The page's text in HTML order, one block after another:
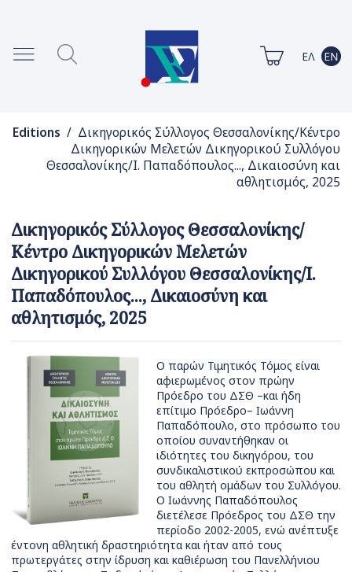
Editions / Δικηγορικός Σύλλογος Θεσσαλονίκης/Κέντρο
Δικηγορικών Μελετών Δικηγορικού Συλλόγου
Θεσσαλονίκης/Ι. Παπαδόπουλος..., Δικαιοσύνη και
αθλητισμός, 2025
Δικηγορικός Σύλλογος Θεσσαλονίκης/
Κέντρο Δικηγορικών Μελετών
Δικηγορικού Συλλόγου Θεσσαλονίκης/Ι.
Παπαδόπουλος..., Δικαιοσύνη και
αθλητισμός, 2025
Ο παρών Τιμητικός Τόμος είναι
αφιερωμένος στον πρώην
Πρόεδρο του ΔΣΘ –και ήδη
επίτιμο Πρόεδρο– Ιωάννη
Παπαδόπουλο, στο πρόσωπο του
οποίου συναντήθηκαν οι
ιδιότητες του δικηγόρου, του
συνδικαλιστικού εκπροσώπου και
του αθλητή ομάδων του Συλλόγου.
Ο Ιωάννης Παπαδόπουλος
διετέλεσε Πρόεδρος του ΔΣΘ την
περίοδο 2002-2005, ενώ ανέπτυξε
έντονη αθλητική δραστηριότητα και ήταν από τους
πρωτεργάτες στην ίδρυση και καθιέρωση του Πανελλήνιου